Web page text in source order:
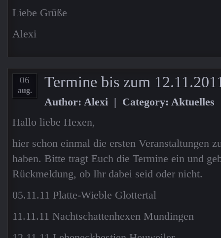
Liebe Grüße
Alexi
06
aug. Termine bis zum
Author: Alexi | Category: Aktuelles
Hallo liebe Hexen,
hier schon einmal die ersten Veranstaltungen
haben. Bitte tragt Euch die Termine ein und
Rückmeldung, ob Ihr dabei seid oder nicht.
05.11.11 Platte-Wieble Glottertal
11.11.11 Nachtschattenhexen Mundingen